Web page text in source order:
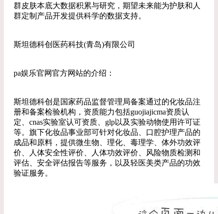
群皮肤本底大数据积累与研究，期望未来能为护肤和人
群定制产品开发提供科学的数据支持。
斯坦德科创医药科技(青岛)有限公司
pa娱乐官网官方网站的介绍：
斯坦德科创是国家药品监督管理局备案通过的化妆品注
册和备案检验机构，资质能力包括guojiajicma资质认
定、cnas实验室认可资质、glp以及实验动物使用许可证
等。旗下化妆品事业部可针对化妆品、口腔护理产品的
成品和原料，提供微生物、理化、毒理学、体外功效评
价、人体安全性评价、人体功效评价、风险物质检测和
评估、安全评估报告等服务，以及轻医美类产品的功效
验证服务。